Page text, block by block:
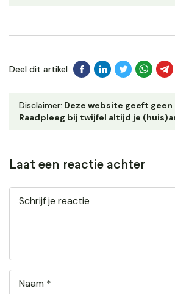
Deel dit artikel
Disclaimer: Deze website geeft
Raadpleeg bij twijfel altijd je
Laat een reactie achter